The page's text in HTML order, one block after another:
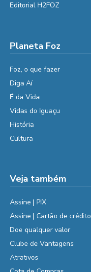
Editorial H2FOZ
Planeta Foz
Foz, o que fazer
Diga Aí
É da Vida
Vidas do Iguaçu
História
Cultura
Veja também
Assine | PIX
Assine | Cartão de crédito
Doe qualquer valor
Clube de Vantagens
Atrativos